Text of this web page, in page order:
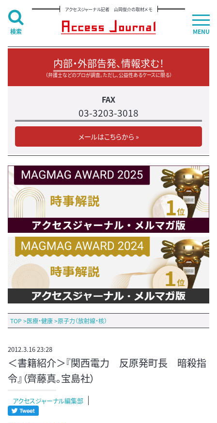
アクセスジャーナル記者 山岡俊介の取材メモ
内部・外部告発、情報求む！
（弁護士などのプロが調査。ただし、公益性あるケースに限る）
FAX
03-3203-3018
メールはこちらから »
TOP >医療・健康>原子力（放射線・核）
2012.3.16 23:28
＜書籍紹介＞『関西電力 反原発町長 暗殺指
令』（齊藤真。宝島社）
アクセスジャーナル編集部
MENU
検索